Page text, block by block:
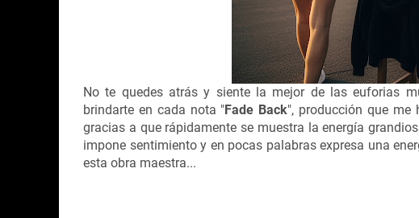
No te quedes atrás y siente la mejor de las euforias
brindarte en cada nota "Fade Back", producción que me
gracias a que rápidamente se muestra la energía
impone sentimiento y en pocas palabras expresa una
esta obra maestra...